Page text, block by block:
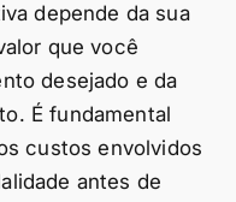
depende da sua
que você
desejado e da
É fundamental
custos envolvidos
antes de